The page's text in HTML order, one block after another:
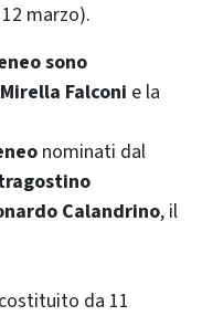
marzo).
sono
Falconi e la
nominati dal
Calandrino, il
da 11